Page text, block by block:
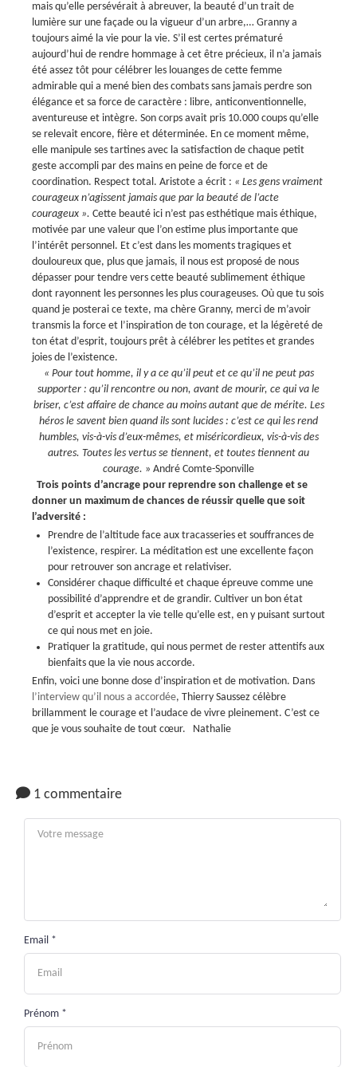
mais qu’elle persévérait à abreuver, la beauté d’un trait de
lumière sur une façade ou la vigueur d’un arbre,… Granny a
toujours aimé la vie pour la vie. S’il est certes prématuré
aujourd’hui de rendre hommage à cet être précieux, il n’a jamais
été assez tôt pour célébrer les louanges de cette femme
admirable qui a mené bien des combats sans jamais perdre son
élégance et sa force de caractère : libre, anticonventionnelle,
aventureuse et intègre. Son corps avait pris 10.000 coups qu’elle
se relevait encore, fière et déterminée. En ce moment même,
elle manipule ses tartines avec la satisfaction de chaque petit
geste accompli par des mains en peine de force et de
coordination. Respect total. Aristote a écrit : « Les gens vraiment
courageux n’agissent jamais que par la beauté de l’acte
courageux ». Cette beauté ici n’est pas esthétique mais éthique,
motivée par une valeur que l’on estime plus importante que
l’intérêt personnel. Et c’est dans les moments tragiques et
douloureux que, plus que jamais, il nous est proposé de nous
dépasser pour tendre vers cette beauté sublimement éthique
dont rayonnent les personnes les plus courageuses. Où que tu sois
quand je posterai ce texte, ma chère Granny, merci de m’avoir
transmis la force et l’inspiration de ton courage, et la légèreté de
ton état d’esprit, toujours prêt à célébrer les petites et grandes
joies de l’existence.
« Pour tout homme, il y a ce qu’il peut et ce qu’il ne peut pas
supporter : qu’il rencontre ou non, avant de mourir, ce qui va le
briser, c’est affaire de chance au moins autant que de mérite. Les
héros le savent bien quand ils sont lucides : c’est ce qui les rend
humbles, vis-à-vis d’eux-mêmes, et miséricordieux, vis-à-vis des
autres. Toutes les vertus se tiennent, et toutes tiennent au
courage. » André Comte-Sponville
Trois points d’ancrage pour reprendre son challenge et se
donner un maximum de chances de réussir quelle que soit
l’adversité :
Prendre de l’altitude face aux tracasseries et souffrances de
l’existence, respirer. La méditation est une excellente façon
pour retrouver son ancrage et relativiser.
Considérer chaque difficulté et chaque épreuve comme une
possibilité d’apprendre et de grandir. Cultiver un bon état
d’esprit et accepter la vie telle qu’elle est, en y puisant surtout
ce qui nous met en joie.
Pratiquer la gratitude, qui nous permet de rester attentifs aux
bienfaits que la vie nous accorde.
Enfin, voici une bonne dose d’inspiration et de motivation. Dans
l’interview qu’il nous a accordée, Thierry Saussez célèbre
brillamment le courage et l’audace de vivre pleinement. C’est ce
que je vous souhaite de tout cœur. Nathalie
1 commentaire
Email *
Prénom *